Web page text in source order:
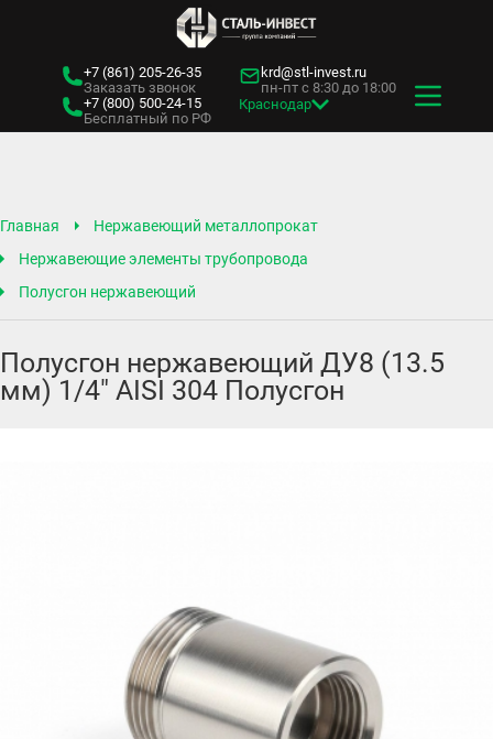
+7 (861) 205-26-35
Заказать звонок
+7 (800) 500-24-15
Бесплатный по РФ
krd@stl-invest.ru
пн-пт с 8:30 до 18:00
Краснодар
Главная
Нержавеющий металлопрокат
Нержавеющие элементы трубопровода
Полусгон нержавеющий
Полусгон нержавеющий ДУ8 (13.5
мм) 1/4" AISI 304 Полусгон